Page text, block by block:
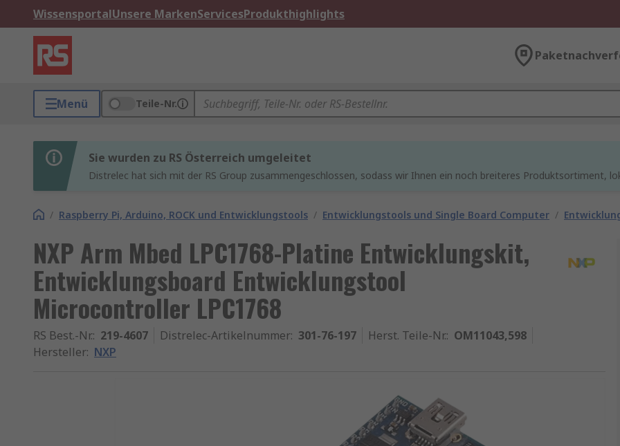
WissensportalUnsere MarkenServicesProdukthighlights
Menü Teile-Nr.
Sie wurden zu RS Österreich umgeleitet
Distrelec hat sich mit der RS Group zusammengeschlossen, sodass wir Ihnen ein noch breiteres Produktsortiment,
/ Raspberry Pi, Arduino, ROCK und Entwicklungstools / Entwicklungstools und Single Board Computer /
NXP Arm Mbed LPC1768-Platine Entwicklungskit,
Entwicklungsboard Entwicklungstool
Microcontroller LPC1768
RS Best.-Nr.: 219-4607 Distrelec-Artikelnummer: 301-76-197 Herst. Teile-Nr.: OM11043,598
Hersteller: NXP